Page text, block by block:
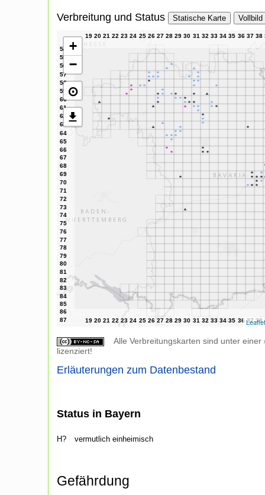
Verbreitung und Status Statische Karte Vollbild
+
−
⊙
Leaflet
Alle Verbreitungskarten sind unter einer
lizenziert!
Erläuterungen zum Datenbestand
Status in Bayern
H? vermutlich einheimisch
Gefährdung